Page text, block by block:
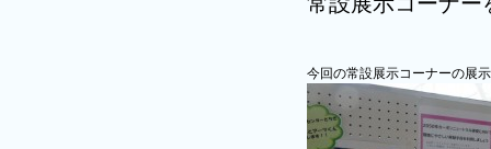
今回の常設展示コーナーの展